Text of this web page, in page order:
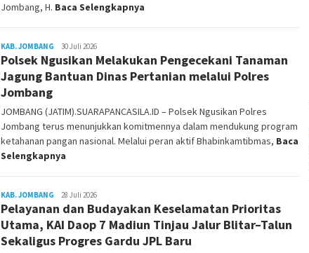
Jombang, H. Baca Selengkapnya
KAB. JOMBANG Siyanto
30 Juli 2026
Polsek Ngusikan Melakukan Pengecekani Tanaman
Jagung Bantuan Dinas Pertanian melalui Polres
Jombang
JOMBANG (JATIM).SUARAPANCASILA.ID – Polsek Ngusikan Polres
Jombang terus menunjukkan komitmennya dalam mendukung program
ketahanan pangan nasional. Melalui peran aktif Bhabinkamtibmas, Baca
Selengkapnya
KAB. JOMBANG Siyanto
28 Juli 2026
Pelayanan dan Budayakan Keselamatan Prioritas
Utama, KAI Daop 7 Madiun Tinjau Jalur Blitar–Talun
Sekaligus Progres Gardu JPL Baru